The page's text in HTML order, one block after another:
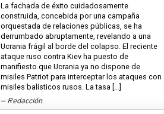
La fachada de éxito cuidadosamente
construida, concebida por una campaña
orquestada de relaciones públicas, se ha
derrumbado abruptamente, revelando a una
Ucrania frágil al borde del colapso. El reciente
ataque ruso contra Kiev ha puesto de
manifiesto que Ucrania ya no dispone de
misiles Patriot para interceptar los ataques con
misiles balísticos rusos. La tasa […]
Redacción